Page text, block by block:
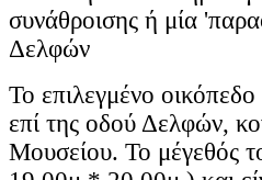
συνάθροισης ή μία
Δελφών
Το επιλεγμένο
επί της οδού Δελφών,
Μουσείου. Το μέγεθός